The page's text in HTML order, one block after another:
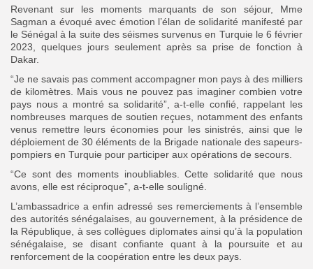
Revenant sur les moments marquants de son séjour, Mme
Sagman a évoqué avec émotion l’élan de solidarité manifesté par
le Sénégal à la suite des séismes survenus en Turquie le 6 février
2023, quelques jours seulement après sa prise de fonction à
Dakar.
“Je ne savais pas comment accompagner mon pays à des milliers
de kilomètres. Mais vous ne pouvez pas imaginer combien votre
pays nous a montré sa solidarité”, a-t-elle confié, rappelant les
nombreuses marques de soutien reçues, notamment des enfants
venus remettre leurs économies pour les sinistrés, ainsi que le
déploiement de 30 éléments de la Brigade nationale des sapeurs-
pompiers en Turquie pour participer aux opérations de secours.
“Ce sont des moments inoubliables. Cette solidarité que nous
avons, elle est réciproque”, a-t-elle souligné.
L’ambassadrice a enfin adressé ses remerciements à l’ensemble
des autorités sénégalaises, au gouvernement, à la présidence de
la République, à ses collègues diplomates ainsi qu’à la population
sénégalaise, se disant confiante quant à la poursuite et au
renforcement de la coopération entre les deux pays.